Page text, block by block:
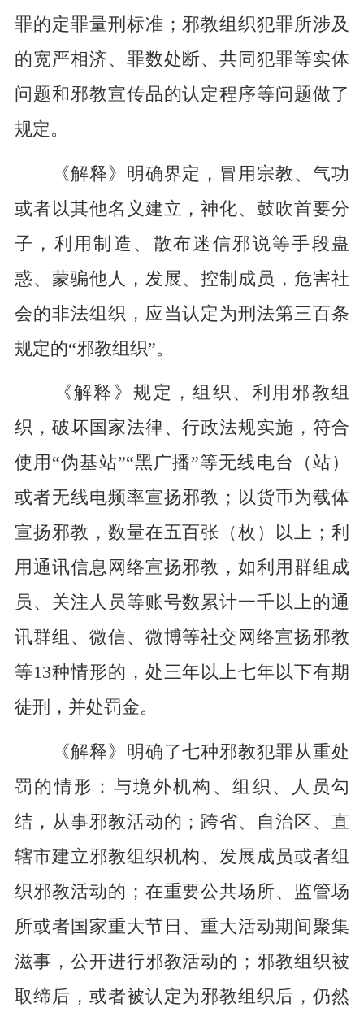
罪的定罪量刑标准；邪教组织犯罪所涉及
的宽严相济、罪数处断、共同犯罪等实体
问题和邪教宣传品的认定程序等问题做了
规定。
《解释》明确界定，冒用宗教、气功
或者以其他名义建立，神化、鼓吹首要分
子，利用制造、散布迷信邪说等手段蛊
惑、蒙骗他人，发展、控制成员，危害社
会的非法组织，应当认定为刑法第三百条
规定的“邪教组织”。
《解释》规定，组织、利用邪教组
织，破坏国家法律、行政法规实施，符合
使用“伪基站”“黑广播”等无线电台（站）
或者无线电频率宣扬邪教；以货币为载体
宣扬邪教，数量在五百张（枚）以上；利
用通讯信息网络宣扬邪教，如利用群组成
员、关注人员等账号数累计一千以上的通
讯群组、微信、微博等社交网络宣扬邪教
等13种情形的，处三年以上七年以下有期
徒刑，并处罚金。
《解释》明确了七种邪教犯罪从重处
罚的情形：与境外机构、组织、人员勾
结，从事邪教活动的；跨省、自治区、直
辖市建立邪教组织机构、发展成员或者组
织邪教活动的；在重要公共场所、监管场
所或者国家重大节日、重大活动期间聚集
滋事，公开进行邪教活动的；邪教组织被
取缔后，或者被认定为邪教组织后，仍然